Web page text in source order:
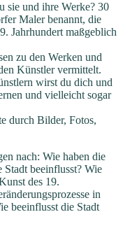
und ihre Werke? 30
Maler benannt, die
Jahrhundert maßgeblich
zu den Werken und
Künstler vermittelt.
wirst du dich und
und vielleicht sogar
durch Bilder, Fotos,
nach: Wie haben die
beeinflusst? Wie
des 19.
in
beeinflusst die Stadt